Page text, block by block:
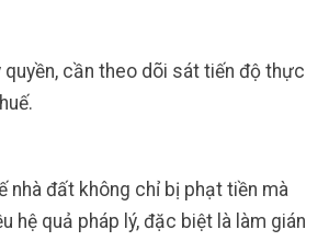
quyền, cần theo dõi sát tiến độ thực
nhà đất không chỉ bị phạt tiền mà
hệ quả pháp lý, đặc biệt là làm gián